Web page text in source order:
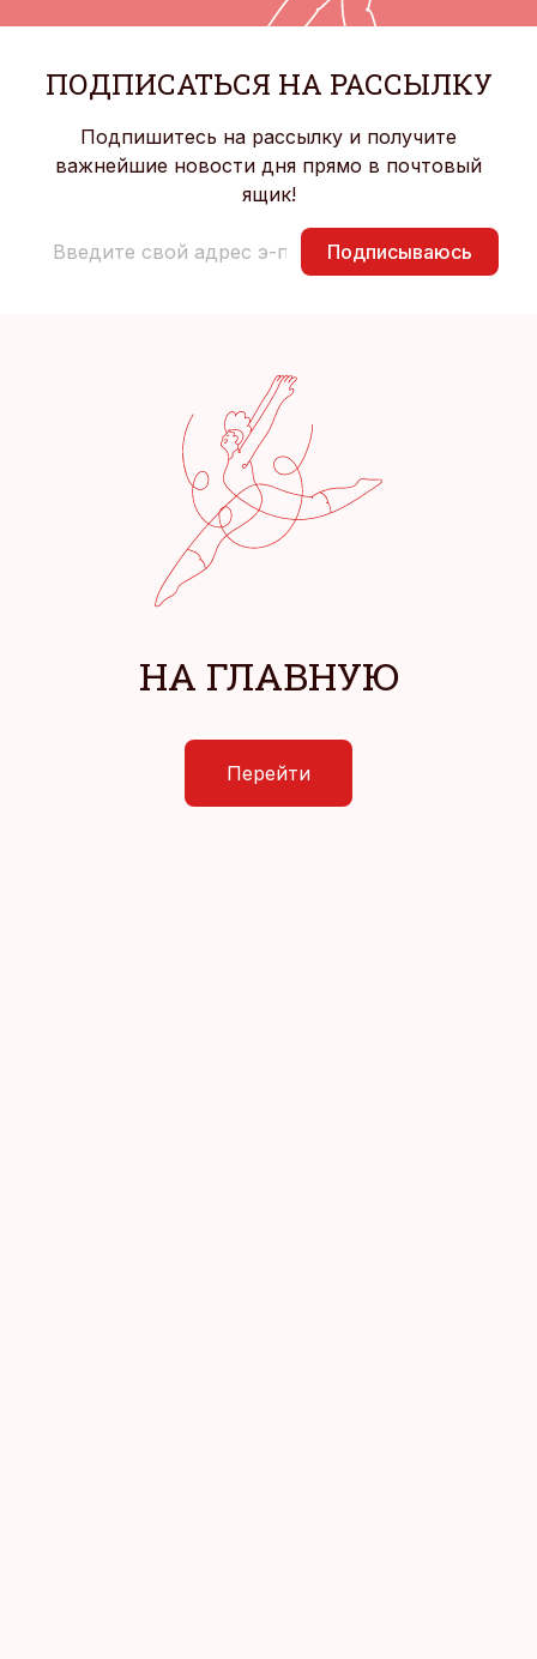
ПОДПИСАТЬСЯ НА РАССЫЛКУ
Подпишитесь на рассылку и получите
важнейшие новости дня прямо в почтовый
ящик!
Подписываюсь
НА ГЛАВНУЮ
Перейти